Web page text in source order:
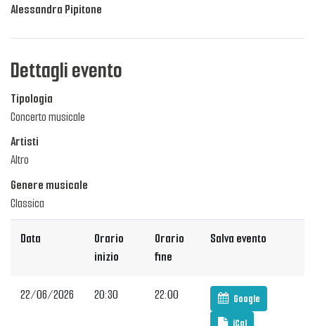
Alessandra Pipitone
Dettagli evento
Tipologia
Concerto musicale
Artisti
Altro
Genere musicale
Classica
Data
Orario
inizio
Orario
fine
Salva evento
22/06/2026 20:30 22:00
Google